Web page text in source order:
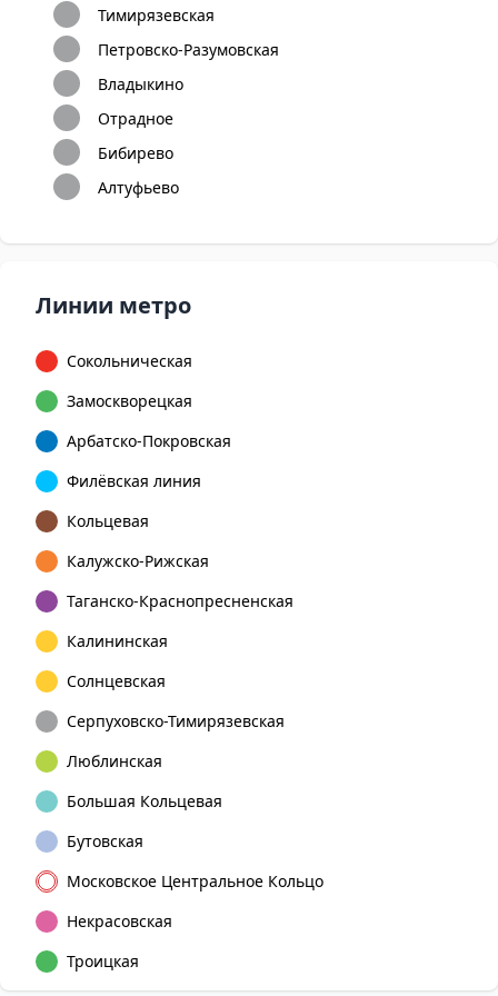
Тимирязевская
Петровско-Разумовская
Владыкино
Отрадное
Бибирево
Алтуфьево
Линии метро
Сокольническая
Замоскворецкая
Арбатско-Покровская
Филёвская линия
Кольцевая
Калужско-Рижская
Таганско-Краснопресненская
Калининская
Солнцевская
Серпуховско-Тимирязевская
Люблинская
Большая Кольцевая
Бутовская
Московское Центральное Кольцо
Некрасовская
Троицкая